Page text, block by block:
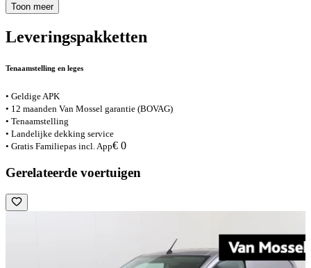
Toon meer
Leveringspakketten
Tenaamstelling en leges
• Geldige APK
• 12 maanden Van Mossel garantie (BOVAG)
• Tenaamstelling
• Landelijke dekking service
• Gratis Familiepas incl. App€ 0
Gerelateerde voertuigen